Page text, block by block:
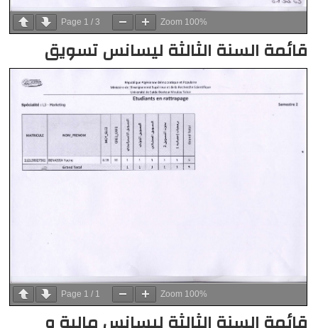
Page 1 / 3 Zoom 100%
قائمة السنة الثالثة ليسانس تسويق
Page 1 / 1 Zoom 100%